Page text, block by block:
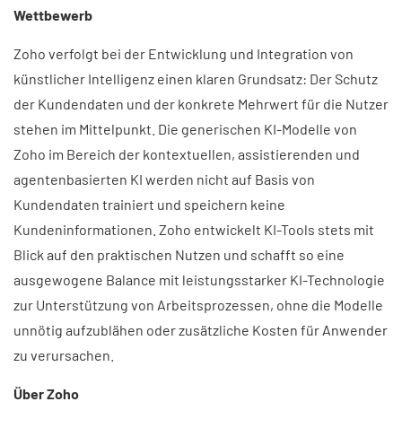
Wettbewerb
Zoho verfolgt bei der Entwicklung und Integration von
künstlicher Intelligenz einen klaren Grundsatz: Der Schutz
der Kundendaten und der konkrete Mehrwert für die Nutzer
stehen im Mittelpunkt. Die generischen KI-Modelle von
Zoho im Bereich der kontextuellen, assistierenden und
agentenbasierten KI werden nicht auf Basis von
Kundendaten trainiert und speichern keine
Kundeninformationen. Zoho entwickelt KI-Tools stets mit
Blick auf den praktischen Nutzen und schafft so eine
ausgewogene Balance mit leistungsstarker KI-Technologie
zur Unterstützung von Arbeitsprozessen, ohne die Modelle
unnötig aufzublähen oder zusätzliche Kosten für Anwender
zu verursachen.
Über Zoho